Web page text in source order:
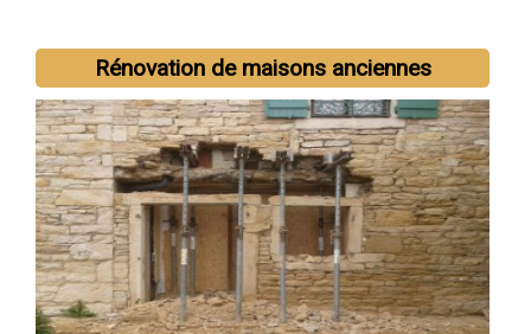
Rénovation de maisons anciennes